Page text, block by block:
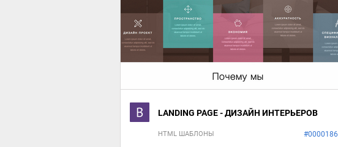
LANDING PAGE - ДИЗАЙН ИНТЕРЬЕРОВ
HTML ШАБЛОНЫ #0000186